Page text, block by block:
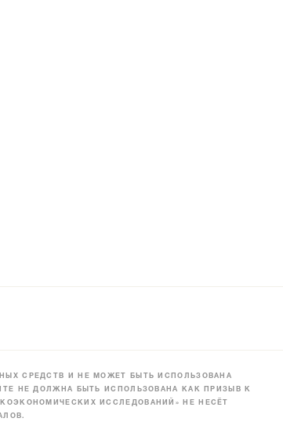
СРЕДСТВ И НЕ МОЖЕТ БЫТЬ ИСПОЛЬЗОВАНА
НЕ ДОЛЖНА БЫТЬ ИСПОЛЬЗОВАНА КАК ПРИЗЫВ К
ИССЛЕДОВАНИЙ» НЕ НЕСЁТ